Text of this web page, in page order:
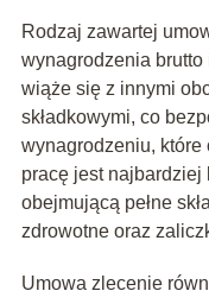
Rodzaj zawartej
wynagrodzenia brutto
wiąże się z innymi
składkowymi, co
wynagrodzeniu, które
pracę jest najbardziej
obejmującą pełne
zdrowotne oraz
Umowa zlecenie